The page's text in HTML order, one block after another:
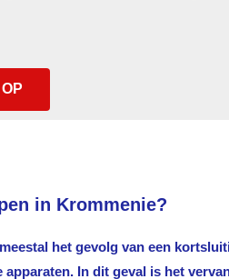
in Krommenie?
het gevolg van een
In dit geval is het